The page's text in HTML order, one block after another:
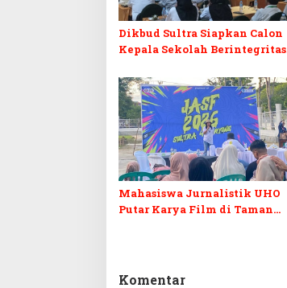
Dikbud Sultra Siapkan Calon
Kepala Sekolah Berintegritas
Mahasiswa Jurnalistik UHO
Putar Karya Film di Taman
Komentar